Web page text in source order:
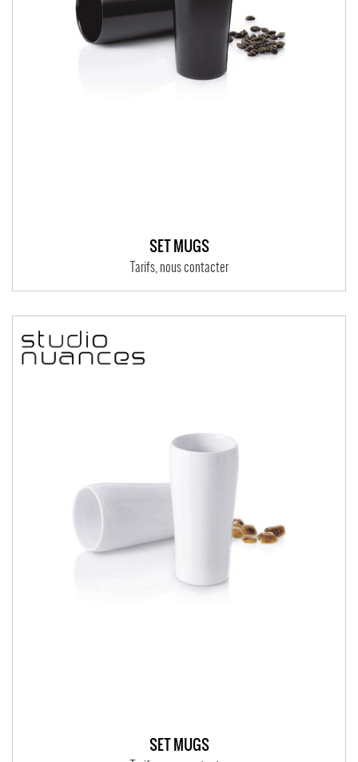
SET MUGS
Tarifs, nous contacter
SET MUGS